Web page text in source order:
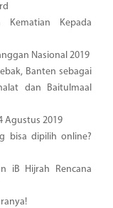
Kematian Kepada
Nasional 2019
Banten sebagai
dan Baitulmaal
Agustus 2019
bisa dipilih online?
iB Hijrah Rencana